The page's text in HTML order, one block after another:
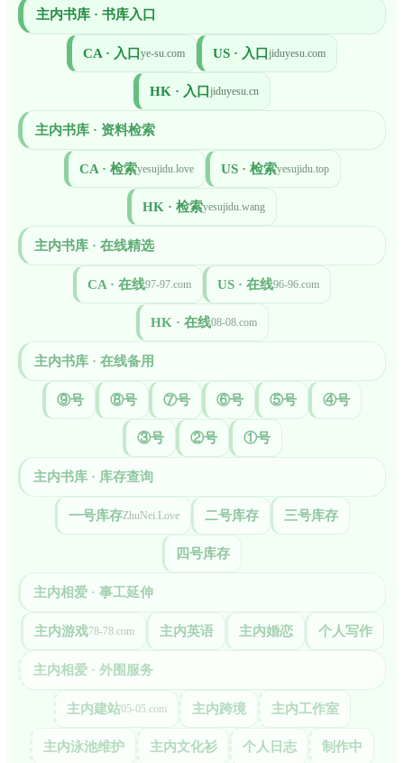
主内书库 · 书库入口
CA · 入口 ye-su.com US · 入口 jiduyesu.com
HK · 入口 jiduyesu.cn
主内书库 · 资料检索
CA · 检索yesujidu.love US · 检索yesujidu.top
HK · 检索yesujidu.wang
主内书库 · 在线精选
CA · 在线97-97.com US · 在线96-96.com
HK · 在线08-08.com
主内书库 · 在线备用
⑨号 ⑧号 ⑦号 ⑥号 ⑤号 ④号
③号 ②号 ①号
主内书库 · 库存查询
一号库存ZhuNei.Love 二号库存 三号库存
四号库存
主内相爱 · 事工延伸
主内游戏78-78.com 主内英语 主内婚恋 个人写作
主内相爱 · 外围服务
主内建站05-05.com 主内跨境 主内工作室
主内泳池维护 主内文化衫 个人日志 制作中